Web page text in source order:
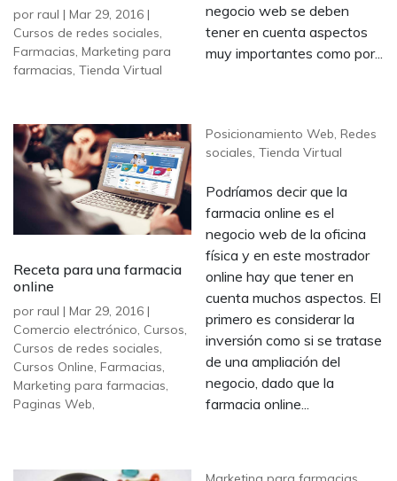
por raul | Mar 29, 2016 |
Cursos de redes sociales
Farmacias Marketing para
farmacias Tienda Virtual
negocio web se deben
tener en cuenta aspectos
muy importantes como por...
Receta para una farmacia
online
por raul | Mar 29, 2016 |
Comercio electrónico, Cursos,
Cursos de redes sociales,
Cursos Online, Farmacias,
Marketing para farmacias,
Paginas Web,
Posicionamiento Web Redes
sociales Tienda Virtual
Podríamos decir que la
farmacia online es el
negocio web de la oficina
física y en este mostrador
online hay que tener en
cuenta muchos aspectos. El
primero es considerar la
inversión como si se tratase
de una ampliación del
negocio, dado que la
farmacia online...